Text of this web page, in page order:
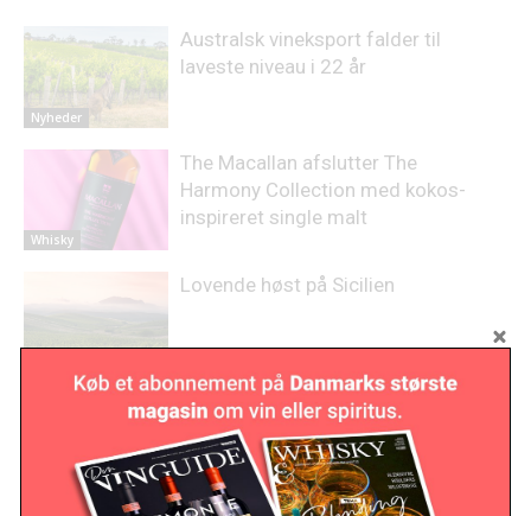
Nyheder
Australsk vineksport falder til
laveste niveau i 22 år
Whisky
The Macallan afslutter The
Harmony Collection med kokos-
inspireret single malt
Lovende høst på Sicilien